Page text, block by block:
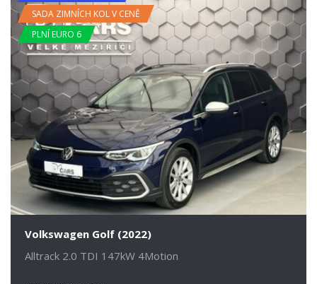
SADA ZIMNÍCH KOL V CENĚ
PLNÍ EURO 6
Volkswagen Golf (2022)
Alltrack 2.0 TDI 147kW 4Motion